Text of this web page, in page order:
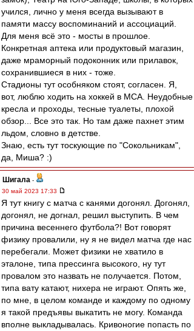
учился, лично у меня всегда вызывают в
памяти массу воспоминаний и ассоциаций.
Для меня всё это - мосты в прошлое.
Конкретная аптека или продуктовый магазин,
даже мраморный подоконник или прилавок,
сохранившиеся в них - тоже.
Стадионы тут особняком стоят, согласен. Я,
вот, люблю ходить на хоккей в МСА. Неудобные
кресла и проходы, тесные туалеты, плохой
обзор... Все это так. Но там даже пахнет этим
льдом, словно в детстве.
Знаю, есть тут тоскующие по "Сокольникам",
да, Миша? :)
Шигала -
30 май 2023 17:33
Я тут книгу с матча с канями догонял. Догонял,
догонял, не догнал, решил выступить. В чем
причина весеннего футбола?! Вот говорят
физику провалили, ну я не видел матча где нас
перебегали. Может физики не хватило в
эталоне, типа прессинга высокого, ну тут
провалом это назвать не получается. Потом,
типа вату катают, нихера не играют. Опять же,
по мне, в целом команде и каждому по одному
я такой предъявы выкатить не могу. Команда
вполне выкладывалась. Кривоногие попасть по